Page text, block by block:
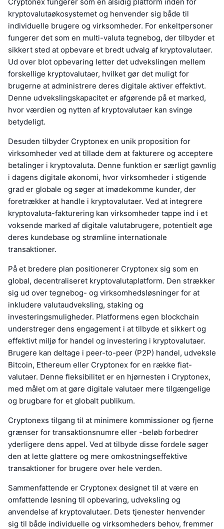
kryptovalutaøkosystemet og henvender sig både til
individuelle brugere og virksomheder. For enkeltpersoner
fungerer det som en multi-valuta tegnebog, der tilbyder et
sikkert sted at opbevare et bredt udvalg af kryptovalutaer.
Ud over blot opbevaring letter det udvekslingen mellem
forskellige kryptovalutaer, hvilket gør det muligt for
brugerne at administrere deres digitale aktiver effektivt.
Denne udvekslingskapacitet er afgørende på et marked,
hvor værdien og nytten af kryptovalutaer kan svinge
betydeligt.
Desuden tilbyder Cryptonex en unik proposition for
virksomheder ved at tillade dem at fakturere og acceptere
betalinger i kryptovaluta. Denne funktion er særligt gavnlig
i dagens digitale økonomi, hvor virksomheder i stigende
grad er globale og søger at imødekomme kunder, der
foretrækker at handle i kryptovalutaer. Ved at integrere
kryptovaluta-fakturering kan virksomheder tappe ind i et
voksende marked af digitale valutabrugere, potentielt øge
deres kundebase og strømline internationale
transaktioner.
På et bredere plan positionerer Cryptonex sig som en
global, decentraliseret kryptovalutaplatform. Den strækker
sig ud over tegnebog- og virksomhedsløsninger for at
inkludere valutaudveksling, staking og
investeringsmuligheder. Platformens egen blockchain
understreger dens engagement i at tilbyde et sikkert og
effektivt miljø for handel og investering i kryptovalutaer.
Brugere kan deltage i peer-to-peer (P2P) handel, udveksle
Bitcoin, Ethereum eller Cryptonex for en række fiat-
valutaer. Denne fleksibilitet er en hjørnesten i Cryptonex,
med målet om at gøre digitale valutaer mere tilgængelige
og brugbare for et globalt publikum.
Cryptonexs tilgang til at minimere kommissioner og fjerne
grænser for transaktionsnumre eller -beløb forbedrer
yderligere dens appel. Ved at tilbyde disse fordele søger
den at lette glattere og mere omkostningseffektive
transaktioner for brugere over hele verden.
Sammenfattende er Cryptonex designet til at være en
omfattende løsning til opbevaring, udveksling og
anvendelse af kryptovalutaer. Dets tjenester henvender
sig til både individuelle og virksomheders behov, fremmer